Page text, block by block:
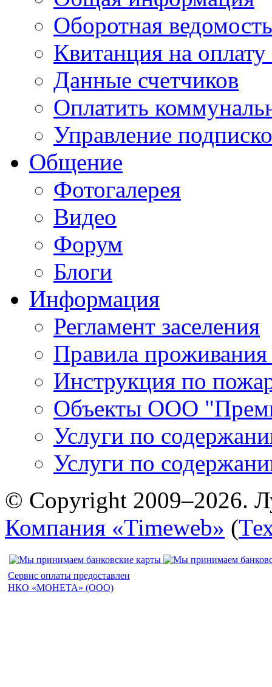
Оборотная ведомость
Квитанция на
Данные счетчиков
Оплатить
Управление
Общение
Фотогалерея
Видео
Форум
Блоги
Информация
Регламент заселения
Правила
Инструкция по
Объекты ООО
Услуги по
Услуги по
© Copyright 2009–2026.
Компания «Timeweb» (
Сервис оплаты предоставлен
НКО «МОНЕТА» (ООО)